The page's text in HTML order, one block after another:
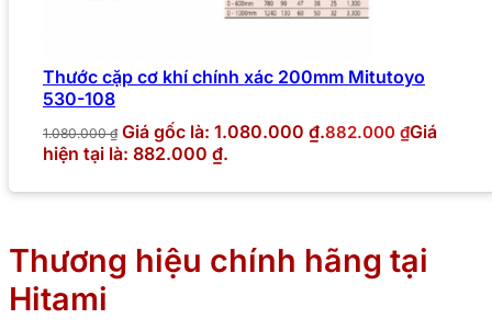
Thước cặp cơ khí chính xác 200mm Mitutoyo
530-108
1.080.000₫ Giá gốc là: 1.080.000 ₫.882.000 ₫Giá
hiện tại là: 882.000 ₫.
Thương hiệu chính hãng tại
Hitami